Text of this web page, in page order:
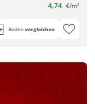
4,74 €/m²
Boden vergleichen